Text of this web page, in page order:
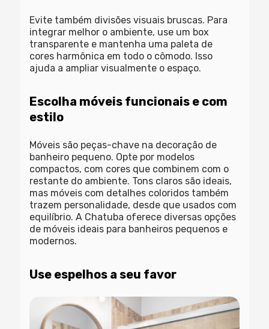
Evite também divisões visuais bruscas. Para
integrar melhor o ambiente, use um box
transparente e mantenha uma paleta de
cores harmônica em todo o cômodo. Isso
ajuda a ampliar visualmente o espaço.
Escolha móveis funcionais e com
estilo
Móveis são peças-chave na decoração de
banheiro pequeno. Opte por modelos
compactos, com cores que combinem com o
restante do ambiente. Tons claros são ideais,
mas móveis com detalhes coloridos também
trazem personalidade, desde que usados com
equilíbrio. A Chatuba oferece diversas opções
de móveis ideais para banheiros pequenos e
modernos.
Use espelhos a seu favor